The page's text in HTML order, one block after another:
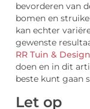
bevorderen van
bomen en
kan echter
gewenste
RR Tuin & Design
doen en in dit
beste kunt gaan
Let op